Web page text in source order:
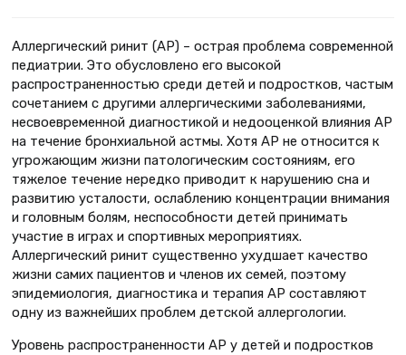
Аллергический ринит (АР) – острая проблема современной
педиатрии. Это обусловлено его высокой
распространенностью среди детей и подростков, частым
сочетанием с другими аллергическими заболеваниями,
несвоевременной диагностикой и недооценкой влияния АР
на течение бронхиальной астмы. Хотя АР не относится к
угрожающим жизни патологическим состояниям, его
тяжелое течение нередко приводит к нарушению сна и
развитию усталости, ослаблению концентрации внимания
и головным болям, неспособности детей принимать
участие в играх и спортивных мероприятиях.
Аллергический ринит существенно ухудшает качество
жизни самих пациентов и членов их семей, поэтому
эпидемиология, диагностика и терапия АР составляют
одну из важнейших проблем детской аллергологии.
Уровень распространенности АР у детей и подростков